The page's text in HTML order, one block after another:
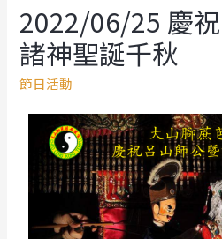
2022/06/25 慶
諸神聖誕千秋
節日活動